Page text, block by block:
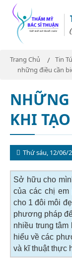
Trang Chủ Tin
những điều cần
KHI
Thứ sáu, 12/06/
Sở hữu cho
của các chị
cho 1 đôi môi
phương pháp
nhiều trung
hiểu về các
và kĩ thuật thực